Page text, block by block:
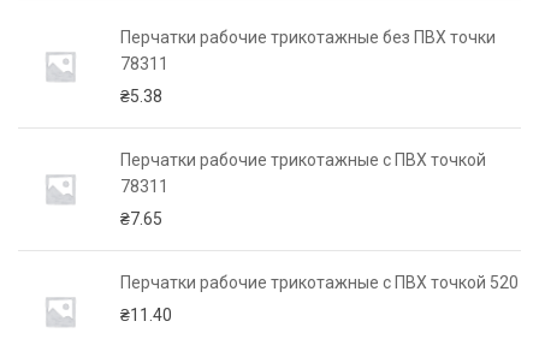
Перчатки рабочие трикотажные без ПВХ точки
78311
₴5.38
Перчатки рабочие трикотажные с ПВХ точкой
78311
₴7.65
Перчатки рабочие трикотажные с ПВХ точкой 520
₴11.40